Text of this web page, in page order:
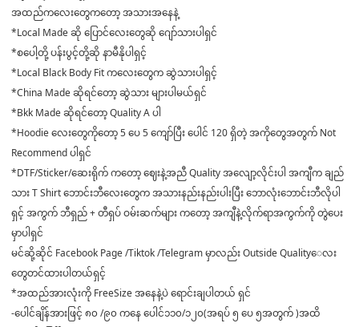
အထည်ကလေးတွေကတော့ အသားအနေနဲ့
*Local Made ဆို ပြောင်လေးတွေဆို ဂျော်သားပါရှင်
*စပေါ့တို့ ပန်းပွင့်တို့ဆို နာမီနိုပါရှင့်
*Local Black Body Fit ကလေးတွေက ဆွဲသားပါရှင့်
*China Made ဆိုရင်တော့ ဆွဲသား များပါမယ်ရှင်
*Bkk Made ဆိုရင်တော့ Quality A ပါ
*Hoodie လေးတွေကိုတော့ 5 ပေ 5 ကျော်ပြီး ပေါင် 120 ရှိတဲ့ အကိုတွေအတွက် Not
Recommend ပါရှင်
*DTF/Sticker/ဆေးရိုက် ကတော့ ဈေးနဲ့အညီ Quality အလျော့လိုင်းပါ အကျီက ချည်
သား T Shirt ဘောင်းဘီလေးတွေက အသားနည်းနည်းပါးပြီး ဘောလုံးဘောင်းဘီလိုပါ
ရှင့် အကွက် ဘီရှည် + တီရှပ် ဝမ်းဆက်များ ကတော့ အကျီနဲ့လိုက်ရာအကွက်ကို တွဲပေး
မှာပါရှင်
မင်ဆို့ဆိုင် Facebook Page /Tiktok /Telegram မှာလည်း Outside Quality‌ေလး
တွေတင်ထားပါတယ်ရှင့်
*အထည်အားလုံးကို FreeSize အနေနဲ့ပဲ ရောင်းချပါတယ် ရှင်
-ပေါင်ချိန်အားဖြင့် ၈၀ /၉၀ ကနေ ပေါင်၁၁၀/၁၂၀(အရပ် ၅ ပေ ၅အတွက် )အထိ